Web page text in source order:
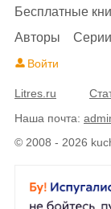
© 2008 - 2026
Бесплатные
Авторы
Серии
Войти
Litres.ru
Наша почта: